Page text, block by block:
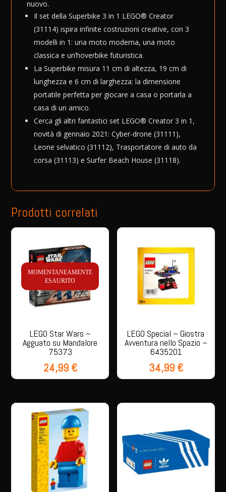
nuovo.
Il set della Superbike 3 in 1 LEGO® Creator
(31114) ispira infinite costruzioni creative, con 3
modelli in 1: una moto moderna, una moto
classica e un’hoverbike futuristica.
La Superbike misura 11 cm di altezza, 19 cm di
lunghezza e 6 cm di larghezza: la dimensione
portatile perfetta per giocare a casa o portarla a
casa di un amico.
Cerca gli altri fantastici set LEGO® Creator 3 in 1,
novità di gennaio 2021: Cyber-drone (31111),
Leone selvatico (31112), Trasportatore di auto da
corsa (31113) e Surfer Beach House (31118).
Prodotti correlati
MOMENTANEAMENTE
ESAURITO
LEGO Star Wars –
Agguato su Mandalore
75373
24,99 €
LEGO Special – Giostra
Avventura nello Spazio –
6435201
34,99 €